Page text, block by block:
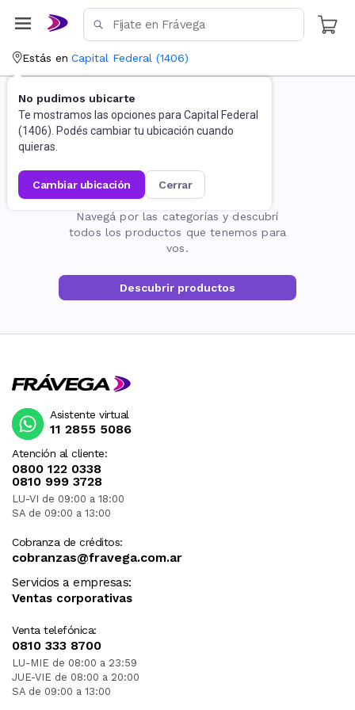
Estás en Capital Federal (1406)
No pudimos ubicarte
Te mostramos las opciones para Capital Federal
(1406). Podés cambiar tu ubicación cuando
quieras.
cambiar ubicación cerrar
La página no existe
Navegá por las categorías y descubrí
todos los productos que tenemos para
vos.
Descubrir productos
Atención al cliente:
0800 122 0338
0810 999 3728
LU-VI de 09:00 a 18:00
SA de 09:00 a 13:00
Cobranza de créditos:
cobranzas@fravega.com.ar
Servicios a empresas:
Ventas corporativas
Venta telefónica:
0810 333 8700
LU-MIE de 08:00 a 23:59
JUE-VIE de 08:00 a 20:00
SA de 09:00 a 13:00
Asistente virtual
11 2855 5086